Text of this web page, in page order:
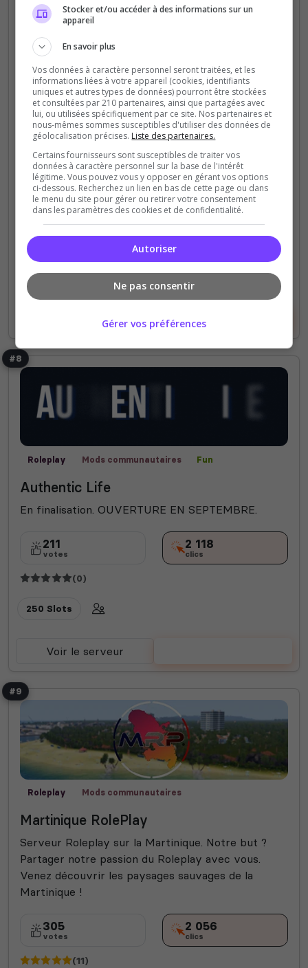
Champ de bataille
Mods communautaires
Roleplay
GCP - Groupement des commandos
parachutistes
GCP — Unité milsim francophone sur Arma 3.
Campagne narrative immersive, opex modernes,
GM dédié. Livrées exclusives créés pour le GCP.
Tous niveaux bienvenus. « Qui ose gagne. »
157 2 187
30 Slots
Voir le serveur
#8
Roleplay Mods communautaires Fun
Authentic Life
En finalisation. OUVERTURE EN SEPTEMBRE.
211
votes
2 118
clics
(0)
250 Slots
Voir le serveur
#9
Roleplay Mods communautaires
Martinique RolePlay
Serveur Roleplay sur la Martinique. Notre but ?
Partager notre passion du Roleplay avec vous.
Venez découvrir les paysages sauvages de la
Martinique !
305
votes
2 056
clics
(11)
Stocker et/ou accéder à des informations sur un
appareil
En savoir plus
Vos données à caractère personnel seront traitées, et les
informations liées à votre appareil (cookies, identifiants
uniques et autres types de données) pourront être stockées
et consultées par 210 partenaires, ainsi que partagées avec
lui, ou utilisées spécifiquement par ce site. Nos partenaires et
nous-mêmes sommes susceptibles d'utiliser des données de
géolocalisation précises. Liste des partenaires.
Certains fournisseurs sont susceptibles de traiter vos
données à caractère personnel sur la base de l'intérêt
légitime. Vous pouvez vous y opposer en gérant vos options
ci-dessous. Recherchez un lien en bas de cette page ou dans
le menu du site pour gérer ou retirer votre consentement
dans les paramètres des cookies et de confidentialité.
Autoriser
Ne pas consentir
Gérer vos préférences